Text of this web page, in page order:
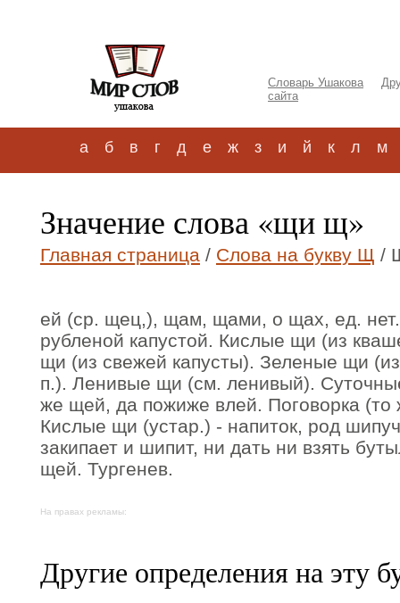
Словарь Ушакова
сайта
а б в г д е ж з и й к л м
Значение слова «щи щ»
Главная страница / Слова на букву Щ /
ей (ср. щец,), щам, щами, о щах, ед.
рубленой капустой. Кислые щи (из
щи (из свежей капусты). Зеленые щи
п.). Ленивые щи (см. ленивый).
же щей, да пожиже влей. Поговорка (то
Кислые щи (устар.) - напиток, род
закипает и шипит, ни дать ни взять
щей. Тургенев.
На правах рекламы:
Другие определения на эту